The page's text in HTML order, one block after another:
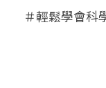
＃輕鬆學會科